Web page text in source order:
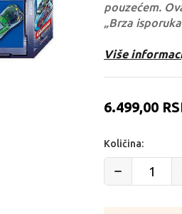
pouzećem.
„Brza
Više
6.499,00
Količina: